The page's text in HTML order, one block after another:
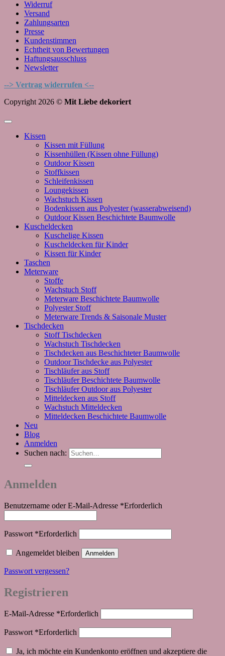
Widerruf
Versand
Zahlungsarten
Presse
Kundenstimmen
Echtheit von Bewertungen
Haftungsausschluss
Newsletter
--> Vertrag widerrufen <--
Copyright 2026 © Mit Liebe dekoriert
Kissen
Kissen mit Füllung
Kissenhüllen (Kissen ohne Füllung)
Outdoor Kissen
Stoffkissen
Schleifenkissen
Loungekissen
Wachstuch Kissen
Bodenkissen aus Polyester (wasserabweisend)
Outdoor Kissen Beschichtete Baumwolle
Kuscheldecken
Kuschelige Kissen
Kuscheldecken für Kinder
Kissen für Kinder
Taschen
Meterware
Stoffe
Wachstuch Stoff
Meterware Beschichtete Baumwolle
Polyester Stoff
Meterware Trends & Saisonale Muster
Tischdecken
Stoff Tischdecken
Wachstuch Tischdecken
Tischdecken aus Beschichteter Baumwolle
Outdoor Tischdecke aus Polyester
Tischläufer aus Stoff
Tischläufer Beschichtete Baumwolle
Tischläufer Outdoor aus Polyester
Mitteldecken aus Stoff
Wachstuch Mitteldecken
Mitteldecken Beschichtete Baumwolle
Neu
Blog
Anmelden
Suchen nach:
Anmelden
Benutzername oder E-Mail-Adresse *Erforderlich
Passwort *Erforderlich
Angemeldet bleiben Anmelden
Passwort vergessen?
Registrieren
E-Mail-Adresse *Erforderlich
Passwort *Erforderlich
Ja, ich möchte ein Kundenkonto eröffnen und akzeptiere die